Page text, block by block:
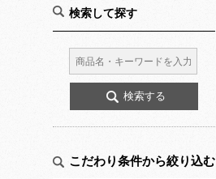
検索して探す
こだわり条件から絞り込む